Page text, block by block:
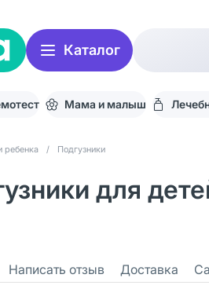
Каталог
Мама и малыш
ребенка / Подгузники
для
Написать отзыв Доставка